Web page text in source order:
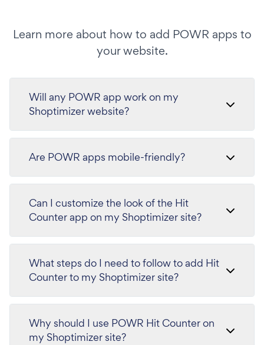
Learn more about how to add POWR apps to
your website.
Will any POWR app work on my
Shoptimizer website?
Are POWR apps mobile-friendly?
Can I customize the look of the Hit
Counter app on my Shoptimizer site?
What steps do I need to follow to add Hit
Counter to my Shoptimizer site?
Why should I use POWR Hit Counter on
my Shoptimizer site?